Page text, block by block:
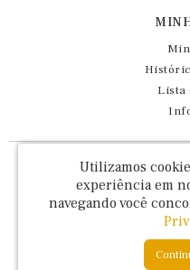
Lista
Fernando Maluhy Cia
Rua Dr Euclydes da Cunha, 47
Utilizamos
experiência em
navegando você